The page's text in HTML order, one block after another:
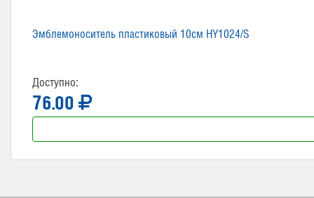
Эмблемоноситель пластиковый 10см HY1024/S
Доступно:
76.00